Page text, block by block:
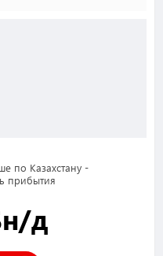
по Казахстану -
прибытия
н/д